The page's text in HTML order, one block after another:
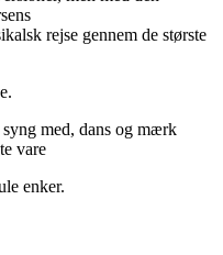
rejse gennem de største
med, dans og mærk
vare
enker.